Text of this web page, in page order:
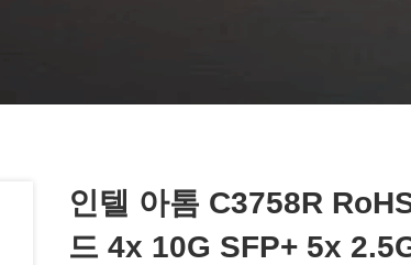
인텔 아톰 C3758R
드 4x 10G SFP+ 5x